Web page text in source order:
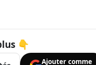
👇
Ajouter comme